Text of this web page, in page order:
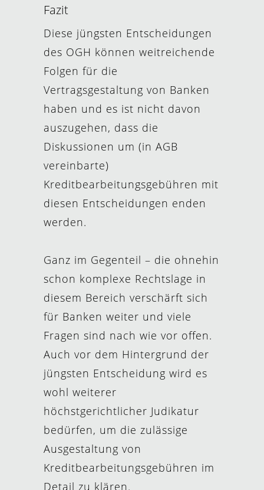
Fazit
Diese jüngsten Entscheidungen
des OGH können weitreichende
Folgen für die
Vertragsgestaltung von Banken
haben und es ist nicht davon
auszugehen, dass die
Diskussionen um (in AGB
vereinbarte)
Kreditbearbeitungsgebühren mit
diesen Entscheidungen enden
werden.
Ganz im Gegenteil – die ohnehin
schon komplexe Rechtslage in
diesem Bereich verschärft sich
für Banken weiter und viele
Fragen sind nach wie vor offen.
Auch vor dem Hintergrund der
jüngsten Entscheidung wird es
wohl weiterer
höchstgerichtlicher Judikatur
bedürfen, um die zulässige
Ausgestaltung von
Kreditbearbeitungsgebühren im
Detail zu klären.